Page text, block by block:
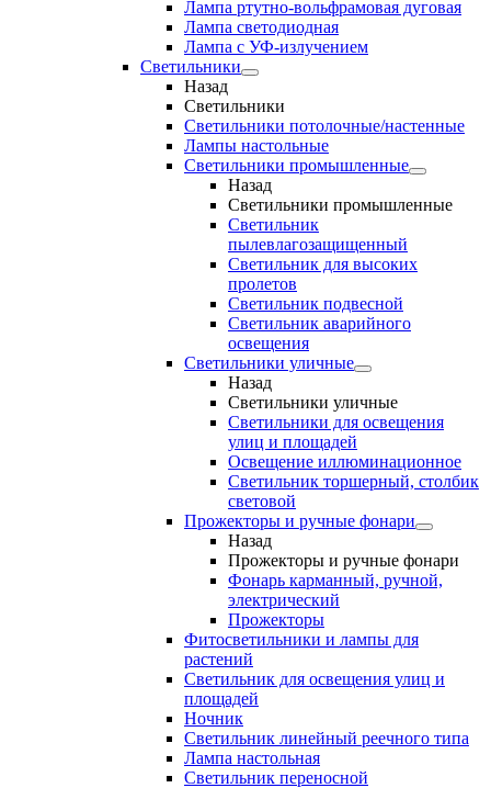
Лампа ртутно-вольфрамовая дуговая
Лампа светодиодная
Лампа с УФ-излучением
Светильники
Назад
Светильники
Светильники потолочные/настенные
Лампы настольные
Светильники промышленные
Назад
Светильники промышленные
Светильник
пылевлагозащищенный
Светильник для высоких
пролетов
Светильник подвесной
Светильник аварийного
освещения
Светильники уличные
Назад
Светильники уличные
Светильники для освещения
улиц и площадей
Освещение иллюминационное
Светильник торшерный, столбик
световой
Прожекторы и ручные фонари
Назад
Прожекторы и ручные фонари
Фонарь карманный, ручной,
электрический
Прожекторы
Фитосветильники и лампы для
растений
Светильник для освещения улиц и
площадей
Ночник
Светильник линейный реечного типа
Лампа настольная
Светильник переносной